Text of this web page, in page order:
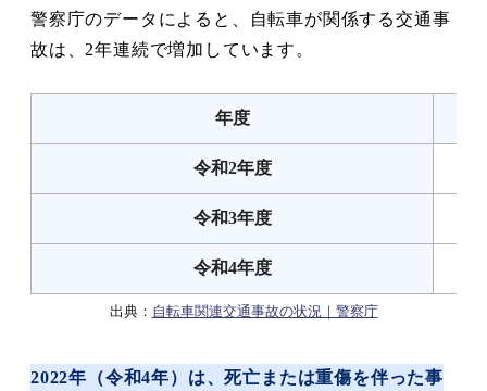
警察庁のデータによると、自転車が関係する交通事
故は、2年連続で増加しています。
年度
令和2年度
令和3年度
令和4年度
出典： 自転車関連交通事故の状況｜警察庁
2022年（令和4年）は、死亡または重傷を伴った事